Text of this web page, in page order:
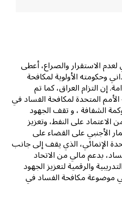
الاستقرار والصراع، أعطى
وحكومته الأولوية لمكافحة
إن التزام العراق، كما تم
المتحدة لمكافحة الفساد في
الحوكمة الشفافة ، و تقف الجهود
الاعتماد على النفط، وتعزيز
الأجنبي على القضاء على
الإنمائي، الذي يقف إلى جانب
بدعم مالي من الاتحاد
والرقمية لتعزيز الجهود
موضوعة مكافحة الفساد في